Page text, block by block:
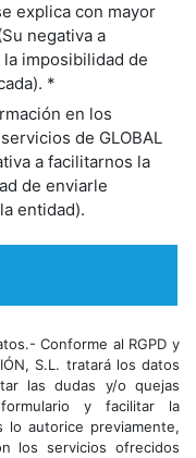
explica con mayor
negativa a
imposibilidad de
*
en los
de GLOBAL
a facilitarnos la
de enviarle
entidad).
Conforme al RGPD y
S.L. tratará los datos
las dudas y/o quejas
y facilitar la
lo autorice previamente,
los servicios ofrecidos